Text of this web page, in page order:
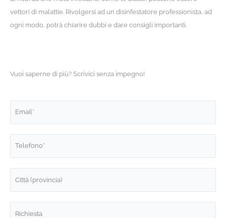
vettori di malattie. Rivolgersi ad un disinfestatore professionista, ad
ogni modo, potrà chiarire dubbi e dare consigli importanti.
Vuoi saperne di più? Scrivici senza impegno!